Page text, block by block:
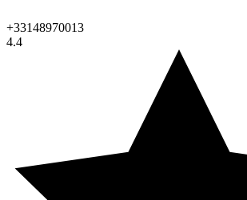
+33148970013
4.4